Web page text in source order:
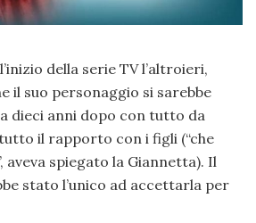
della serie TV l’altroieri,
il suo personaggio si sarebbe
dieci anni dopo con tutto da
il rapporto con i figli (“che
aveva spiegato la Giannetta). Il
stato l’unico ad accettarla per